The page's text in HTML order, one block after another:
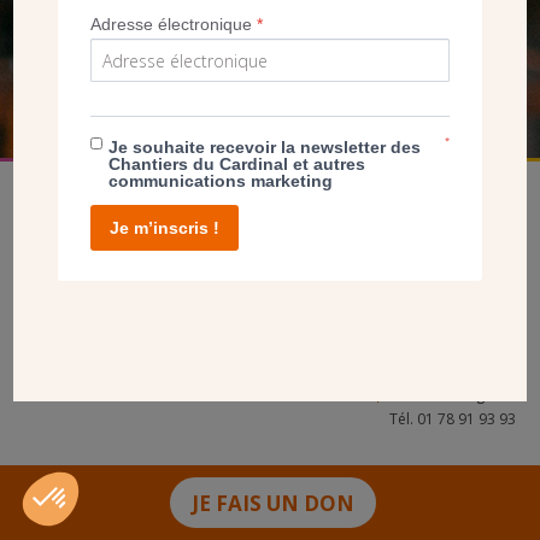
JE FAIS UN DON
FAIRE UN DON
Tél. 01 78 91 93 93
Adresse électronique*
Je souhaite recevoir la newsletter des
Chantiers du Cardinal et autres
communications marketing
*
Je m’inscris !